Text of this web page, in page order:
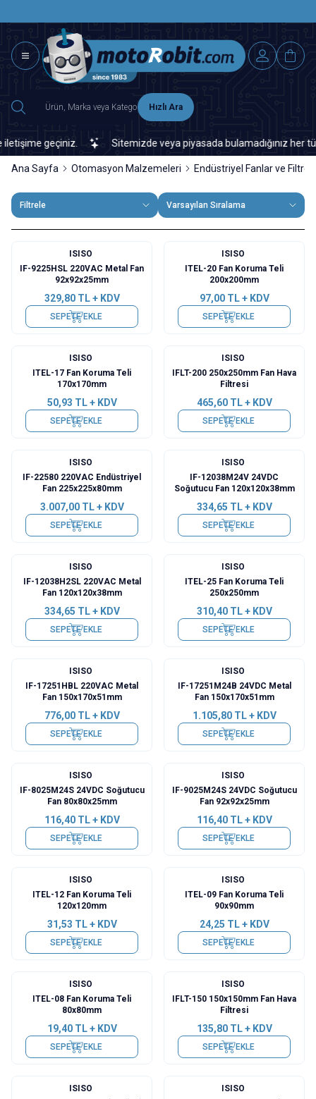
Hızlı Ara
geçiniz. Sitemizde veya piyasada bulamadığınız her
Ana Sayfa Otomasyon Malzemeleri Endüstriyel Fanlar ve
Filtrele Varsayılan Sıralama
ISISO
IF-9225HSL 220VAC Metal Fan
92x92x25mm
329,80TL + KDV
SEPETE EKLE
ISISO
ITEL-20 Fan Koruma Teli
200x200mm
97,00TL + KDV
SEPETE EKLE
ISISO
ITEL-17 Fan Koruma Teli
170x170mm
50,93 TL + KDV
SEPETE EKLE
ISISO
IFLT-200 250x250mm Fan Hava
Filtresi
465,60TL + KDV
SEPETE EKLE
ISISO
IF-22580 220VAC Endüstriyel
Fan 225x225x80mm
3.007,00TL + KDV
SEPETE EKLE
ISISO
IF-12038M24V 24VDC
Soğutucu Fan 120x120x38mm
334,65 TL + KDV
SEPETE EKLE
ISISO
IF-12038H2SL 220VAC Metal
Fan 120x120x38mm
334,65 TL + KDV
SEPETE EKLE
ISISO
ITEL-25 Fan Koruma Teli
250x250mm
310,40TL + KDV
SEPETE EKLE
ISISO
IF-17251HBL 220VAC Metal
Fan 150x170x51mm
776,00TL + KDV
SEPETE EKLE
ISISO
IF-17251M24B 24VDC Metal
Fan 150x170x51mm
1.105,80TL + KDV
SEPETE EKLE
ISISO
IF-8025M24S 24VDC Soğutucu
Fan 80x80x25mm
116,40TL + KDV
SEPETE EKLE
ISISO
IF-9025M24S 24VDC Soğutucu
Fan 92x92x25mm
116,40TL + KDV
SEPETE EKLE
ISISO
ITEL-12 Fan Koruma Teli
120x120mm
31,53 TL + KDV
SEPETE EKLE
ISISO
ITEL-09 Fan Koruma Teli
90x90mm
24,25 TL + KDV
SEPETE EKLE
ISISO
ITEL-08 Fan Koruma Teli
80x80mm
19,40TL + KDV
SEPETE EKLE
ISISO
IFLT-150 150x150mm Fan Hava
Filtresi
135,80TL + KDV
SEPETE EKLE
ISISO
ISISO